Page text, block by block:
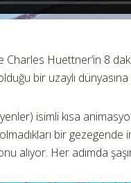
Huettner’in 8
bir uzaylı
isimli kısa
olmadıkları bir
alıyor. Her adımda